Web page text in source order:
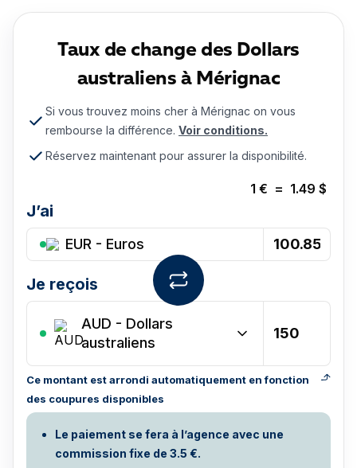
Taux de change des Dollars
australiens à Mérignac
Si vous trouvez moins cher à Mérignac on vous
rembourse la différence. Voir conditions.
Réservez maintenant pour assurer la disponibilité.
1 € = 1.49 $
J’ai
EUR - Euros
Je reçois
AUD - Dollars
australiens
Ce montant est arrondi automatiquement en fonction
des coupures disponibles
Le paiement se fera à l’agence avec une
commission fixe de 3.5 €.